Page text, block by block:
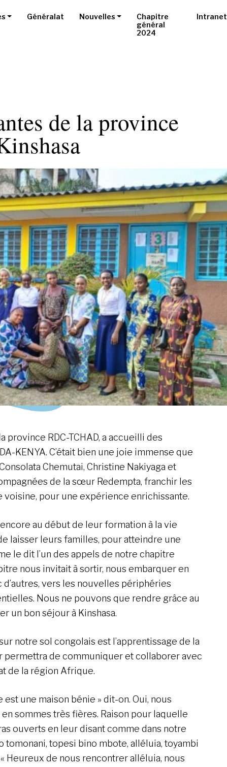
Généralat Nouvelles
Chapitre
général
2024
Intranet
de la province
province RDC-TCHAD, a accueilli des
KENYA. C’était bien une joie immense que
Chemutai, Christine Nakiyaga et
de la sœur Redempta, franchir les
pour une expérience enrichissante.
au début de leur formation à la vie
laisser leurs familles, pour atteindre une
le dit l’un des appels de notre chapitre
nous invitait à sortir, nous embarquer en
vers les nouvelles périphéries
Nous ne pouvons que rendre grâce au
un bon séjour à Kinshasa.
notre sol congolais est l’apprentissage de la
permettra de communiquer et collaborer avec
de la région Afrique.
est une maison bénie » dit-on. Oui, nous
sommes très fières. Raison pour laquelle
ouverts en leur disant comme dans notre
tomonani, topesi bino mbote, alléluia, toyambi
Heureux de nous rencontrer alléluia, nous